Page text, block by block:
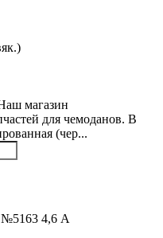
магазин
для чемоданов. В
(чер...